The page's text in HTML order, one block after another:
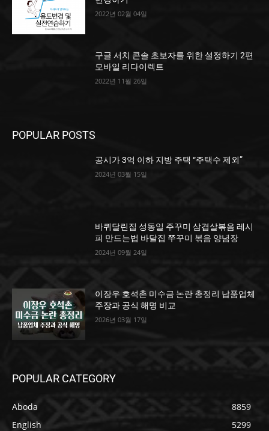
2022년 02월 04일
구글 서치 콘솔 초보자를 위한 설정하기 2편
모바일 리다이렉트
2022년 11월 26일
POPULAR POSTS
공시가 3억 이하 지방 주택 “주택수 제외”
2024년 03월 15일
바퀴달린집 성동일 주꾸미 삼겹살볶음 레시
피 만드는법 바달집 쭈꾸미 볶음 양념장
2024년 09월 24일
이장우 호석촌 미수금 논란 총정리 납품업체
주장과 공식 해명 비교
2026년 03월 17일
POPULAR CATEGORY
Aboda
8859
English
5299